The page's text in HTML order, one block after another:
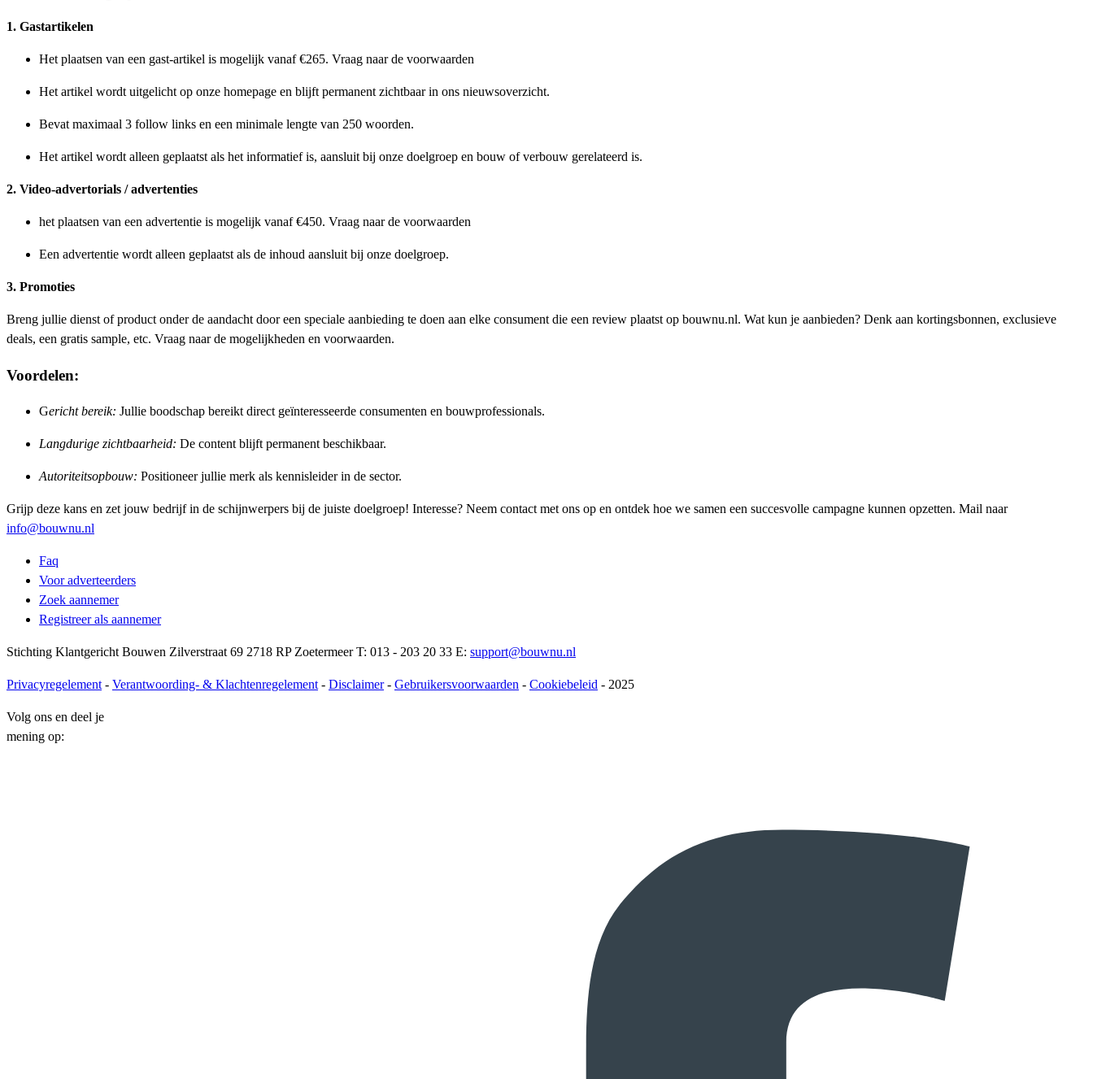
1. Gastartikelen
Het plaatsen van een gast-artikel is mogelijk vanaf €265. Vraag naar de voorwaarden
Het artikel wordt uitgelicht op onze homepage en blijft permanent zichtbaar in ons nieuwsoverzicht.
Bevat maximaal 3 follow links en een minimale lengte van 250 woorden.
Het artikel wordt alleen geplaatst als het informatief is, aansluit bij onze doelgroep en bouw of verbouw gerelateerd is.
2. Video-advertorials / advertenties
het plaatsen van een advertentie is mogelijk vanaf €450. Vraag naar de voorwaarden
Een advertentie wordt alleen geplaatst als de inhoud aansluit bij onze doelgroep.
3. Promoties
Breng jullie dienst of product onder de aandacht door een speciale aanbieding te doen aan elke consument die een review plaatst op bouwnu.nl. Wat kun je aanbieden? Denk aan kortingsbonnen, exclusieve
deals, een gratis sample, etc. Vraag naar de mogelijkheden en voorwaarden.
Voordelen:
Gericht bereik: Jullie boodschap bereikt direct geïnteresseerde consumenten en bouwprofessionals.
Langdurige zichtbaarheid: De content blijft permanent beschikbaar.
Autoriteitsopbouw: Positioneer jullie merk als kennisleider in de sector.
Grijp deze kans en zet jouw bedrijf in de schijnwerpers bij de juiste doelgroep! Interesse? Neem contact met ons op en ontdek hoe we samen een succesvolle campagne kunnen opzetten. Mail naar
info@bouwnu.nl
Faq
Voor adverteerders
Zoek aannemer
Registreer als aannemer
Stichting Klantgericht Bouwen Zilverstraat 69 2718 RP Zoetermeer T: 013 - 203 20 33 E: support@bouwnu.nl
Privacyregelement - Verantwoording- & Klachtenregelement - Disclaimer- Gebruikersvoorwaarden - Cookiebeleid - 2025
Volg ons en deel je
mening op: